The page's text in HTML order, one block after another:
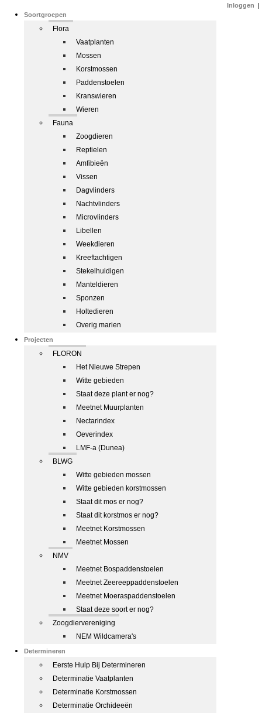
Soortgroepen
Flora
Vaatplanten
Mossen
Korstmossen
Paddenstoelen
Kranswieren
Wieren
Fauna
Zoogdieren
Reptielen
Amfibieën
Vissen
Dagvlinders
Nachtvlinders
Microvlinders
Libellen
Weekdieren
Kreeftachtigen
Stekelhuidigen
Manteldieren
Sponzen
Holtedieren
Overig marien
Projecten
FLORON
Het Nieuwe Strepen
Witte gebieden
Staat deze plant er nog?
Meetnet Muurplanten
Nectarindex
Oeverindex
LMF-a (Dunea)
BLWG
Witte gebieden mossen
Witte gebieden korstmossen
Staat dit mos er nog?
Staat dit korstmos er nog?
Meetnet Korstmossen
Meetnet Mossen
NMV
Meetnet Bospaddenstoelen
Meetnet Zeereeppaddenstoelen
Meetnet Moeraspaddenstoelen
Staat deze soort er nog?
Zoogdiervereniging
NEM Wildcamera's
Determineren
Eerste Hulp Bij Determineren
Determinatie Vaatplanten
Determinatie Korstmossen
Determinatie Orchideeën
Inloggen |